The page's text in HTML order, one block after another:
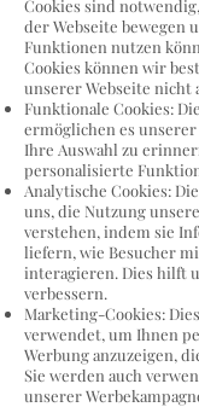
Cookies sind
der Webseite bewegen
Funktionen nutzen
Cookies können wir
unserer Webseite nicht
Funktionale Cookies:
ermöglichen es unserer
Ihre Auswahl zu
personalisierte
Analytische Cookies:
uns, die Nutzung
verstehen, indem sie
liefern, wie Besucher
interagieren. Dies hilft
verbessern.
Marketing-Cookies:
verwendet, um Ihnen
Werbung anzuzeigen,
Sie werden auch
unserer